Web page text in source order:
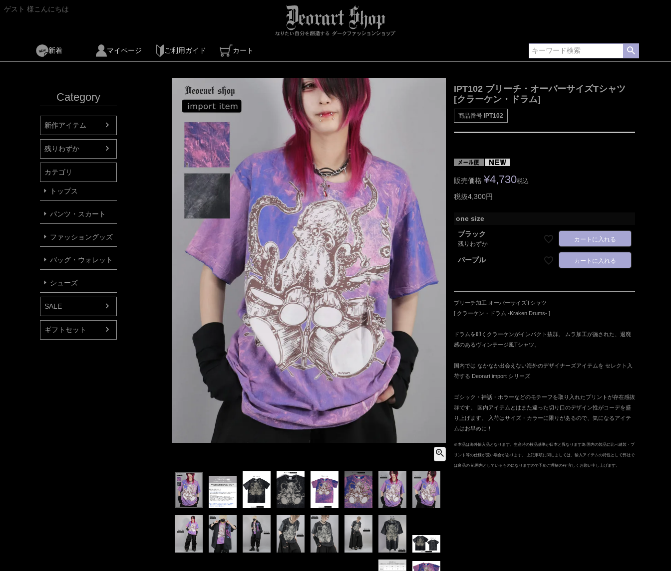
ゲスト 様こんにちは
新着 マイページ ご利用ガイド カート
Category
新作アイテム
残りわずか
カテゴリ
トップス
パンツ・スカート
ファッショングッズ
バッグ・ウォレット
シューズ
SALE
ギフトセット
IPT102 ブリーチ・オーバーサイズTシャツ
[クラーケン・ドラム]
商品番号 IPT102
販売価格 ¥4,730税込
税抜4,300円
one size
ブラック
残りわずか
カートに入れる
パープル カートに入れる
ブリーチ加工 オーバーサイズTシャツ
[ クラーケン・ドラム -Kraken Drums- ]
ドラムを叩くクラーケンがインパクト抜群。 ムラ加工が施された、退廃
感のあるヴィンテージ風Tシャツ。
国内では なかなか出会えない海外のデザイナーズアイテムを セレクト入
荷する Deorart import シリーズ
ゴシック・神話・ホラーなどのモチーフを取り入れたプリントが存在感抜
群です。 国内アイテムとはまた違った切り口のデザイン性がコーデを盛
り上げます。 入荷はサイズ・カラーに限りがあるので、気になるアイテ
ムはお早めに！
※本品は海外輸入品となります。生産時の検品基準が日本と異なります為 国内の製品に比べ縫製・プ
リント等の仕様が荒い場合があります。 上記事項に関しましては、輸入アイテムの特性として弊社で
は良品の 範囲内としているものになりますので予めご理解の程 宜しくお願い申し上げます。